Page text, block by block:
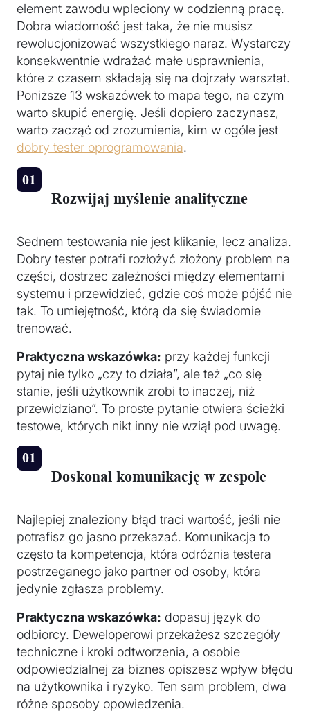
element zawodu wpleciony w codzienną pracę.
Dobra wiadomość jest taka, że nie musisz
rewolucjonizować wszystkiego naraz. Wystarczy
konsekwentnie wdrażać małe usprawnienia,
które z czasem składają się na dojrzały warsztat.
Poniższe 13 wskazówek to mapa tego, na czym
warto skupić energię. Jeśli dopiero zaczynasz,
warto zacząć od zrozumienia, kim w ogóle jest
dobry tester oprogramowania.
Rozwijaj myślenie analityczne
Sednem testowania nie jest klikanie, lecz analiza.
Dobry tester potrafi rozłożyć złożony problem na
części, dostrzec zależności między elementami
systemu i przewidzieć, gdzie coś może pójść nie
tak. To umiejętność, którą da się świadomie
trenować.
Praktyczna wskazówka: przy każdej funkcji
pytaj nie tylko „czy to działa”, ale też „co się
stanie, jeśli użytkownik zrobi to inaczej, niż
przewidziano”. To proste pytanie otwiera ścieżki
testowe, których nikt inny nie wziął pod uwagę.
Doskonal komunikację w zespole
Najlepiej znaleziony błąd traci wartość, jeśli nie
potrafisz go jasno przekazać. Komunikacja to
często ta kompetencja, która odróżnia testera
postrzeganego jako partner od osoby, która
jedynie zgłasza problemy.
Praktyczna wskazówka: dopasuj język do
odbiorcy. Deweloperowi przekażesz szczegóły
techniczne i kroki odtworzenia, a osobie
odpowiedzialnej za biznes opiszesz wpływ błędu
na użytkownika i ryzyko. Ten sam problem, dwa
różne sposoby opowiedzenia.